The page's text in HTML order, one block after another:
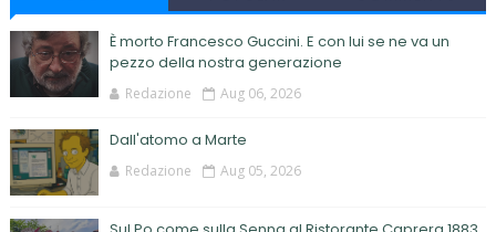
È morto Francesco Guccini. E con lui se ne va un
pezzo della nostra generazione
Redazione Aug 06, 2026
Dall'atomo a Marte
Redazione Aug 05, 2026